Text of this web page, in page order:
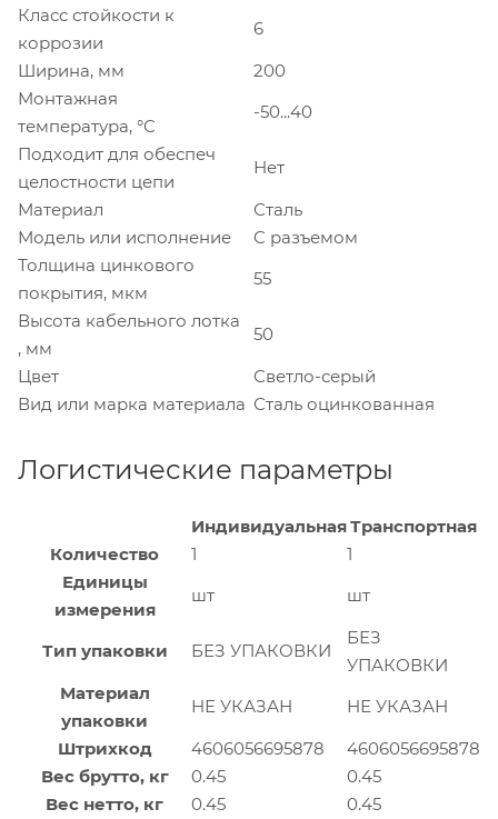
Класс стойкости к
коррозии
6
Ширина, мм
200
Монтажная
температура, °C
-50...40
Подходит для обеспеч
целостности цепи
Нет
Материал
Сталь
Модель или исполнение
C разъемом
Толщина цинкового
покрытия, мкм
55
Высота кабельного лотка
, мм
50
Цвет
Светло-серый
Вид или марка материала Сталь оцинкованная
Логистические параметры
ИндивидуальнаяТранспортная
Количество
1
1
Единицы
измерения
шт шт
Тип упаковки БЕЗ УПАКОВКИ
БЕЗ
УПАКОВКИ
Материал
упаковки
НЕ УКАЗАН
НЕ УКАЗАН
Штрихкод
4606056695878
4606056695878
Вес брутто, кг
0.45
0.45
Вес нетто, кг
0.45
0.45